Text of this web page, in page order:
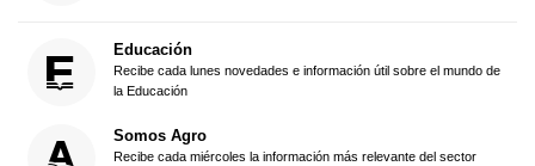
Educación
Recibe cada lunes novedades e información útil sobre el mundo de
la Educación
Somos Agro
Recibe cada miércoles la información más relevante del sector